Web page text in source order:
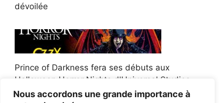
Nous accordons une grande importance à
dévoilée
Prince of Darkness fera ses débuts aux
Halloween Horror Nights d'Universal Studios